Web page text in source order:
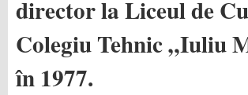
director la Liceul de
Colegiu Tehnic „Iuliu
în 1977.